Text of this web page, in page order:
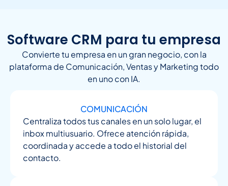
Software CRM para tu empresa
Convierte tu empresa en un gran negocio, con la
plataforma de Comunicación, Ventas y Marketing todo
en uno con IA.
COMUNICACIÓN
Centraliza todos tus canales en un solo lugar, el
inbox multiusuario. Ofrece atención rápida,
coordinada y accede a todo el historial del
contacto.